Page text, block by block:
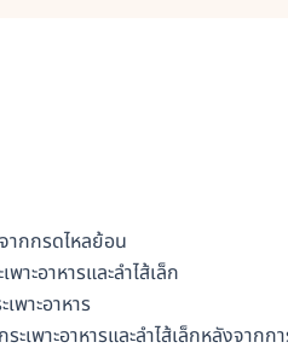
ากกรดไหลย้อน
ะอาหารและลำไส้เล็ก
พาะอาหาร
เพาะอาหารและลำไส้เล็กหลังจากก